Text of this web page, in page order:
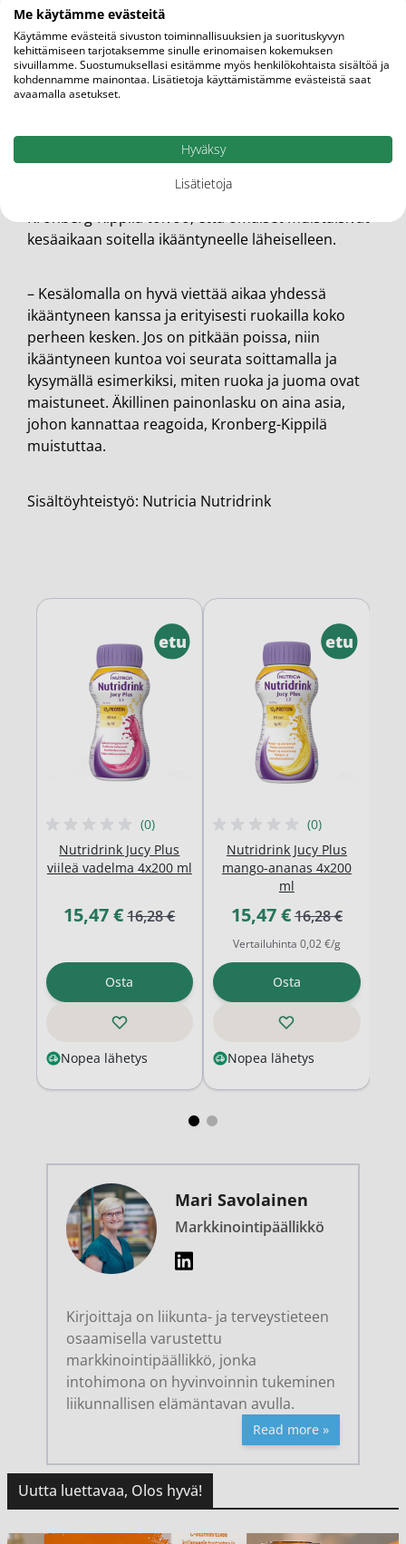
Yli 60 kiloa painavan ikäihmisen tulisi saada
proteiinia ravinnosta 72–84 grammaa
vuorokaudessa, eli joka aterialla. Energiaa tulisi
saada 1 500–1 900 kilokaloria vuorokaudessa.
Kronberg-Kippilän mukaan ikäihminen voi helteellä
useammin. Yöpaasto saa jäädä mielellään lyhyeksi
eli yli 70-vuotiaalla enintään 10 tuntiin.
Kronberg-Kippilä toivoo, että omaiset muistaisivat
kesäaikaan soitella ikääntyneelle läheiselleen.
– Kesälomalla on hyvä viettää aikaa yhdessä
ikääntyneen kanssa ja erityisesti ruokailla koko
perheen kesken. Jos on pitkään poissa, niin
ikääntyneen kuntoa voi seurata soittamalla ja
kysymällä esimerkiksi, miten ruoka ja juoma ovat
maistuneet. Äkillinen painonlasku on aina asia,
johon kannattaa reagoida, Kronberg-Kippilä
muistuttaa.
Sisältöyhteistyö: Nutricia Nutridrink
etu
(0)
Nutridrink Jucy Plus
viileä vadelma 4x200 ml
Tarjoushinta
15,47 €Normaali hinta
16,28 €
Osta
Nopea lähetys
etu
(0)
Nutridrink Jucy Plus
mango-ananas 4x200
ml
Tarjoushinta
15,47 €Normaali hinta
16,28 €
Vertailuhinta 0,02 €/g
Osta
Nopea lähetys
Mari Savolainen
Markkinointipäällikkö
Kirjoittaja on liikunta- ja terveystieteen
osaamisella varustettu
markkinointipäällikkö, jonka
intohimona on hyvinvoinnin tukeminen
liikunnallisen elämäntavan avulla.
Read more »
Uutta luettavaa, Olos hyvä!
Me käytämme evästeitä
Käytämme evästeitä sivuston toiminnallisuuksien ja suorituskyvyn
kehittämiseen tarjotaksemme sinulle erinomaisen kokemuksen
sivuillamme. Suostumuksellasi esitämme myös henkilökohtaista sisältöä ja
kohdennamme mainontaa. Lisätietoja käyttämistämme evästeistä saat
avaamalla asetukset.
Hyväksy
Lisätietoja